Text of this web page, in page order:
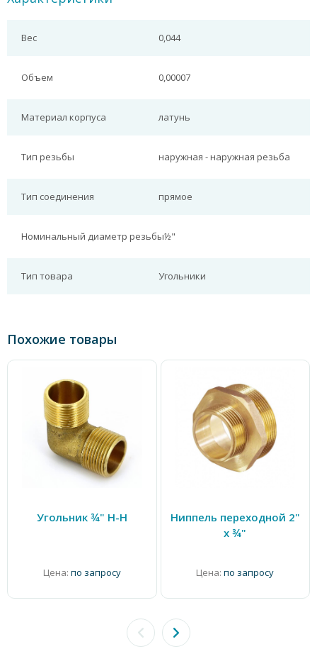
Вес 0,044
Объем 0,00007
Материал корпуса латунь
Тип резьбы наружная - наружная резьба
Тип соединения прямое
Номинальный диаметр резьбы½"
Тип товара Угольники
Похожие товары
Угольник ¾" Н-Н
Цена: по запросу
Ниппель переходной 2"
x ¾"
Цена: по запросу